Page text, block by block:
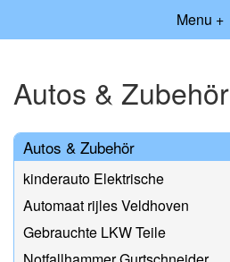
Menu +
Autos & Zubehör
Autos & Zubehör
kinderauto Elektrische
Automaat rijles Veldhoven
Gebrauchte LKW Teile